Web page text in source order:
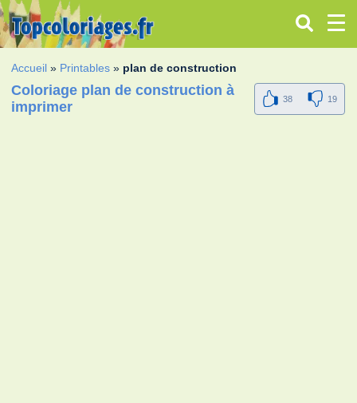
Accueil » Printables » plan de construction
Coloriage plan de construction à
imprimer
38 19